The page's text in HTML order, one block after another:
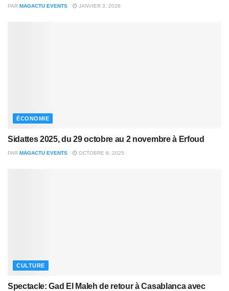
PAR MAGACTU EVENTS JANVIER 3, 2026
ÉCONOMIE
Sidattes 2025, du 29 octobre au 2 novembre à Erfoud
PAR MAGACTU EVENTS OCTOBRE 6, 2025
CULTURE
Spectacle: Gad El Maleh de retour à Casablanca avec